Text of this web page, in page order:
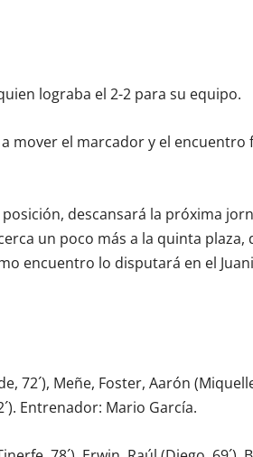
lograba el 2-2 para su equipo.
mover el marcador y el encuentro
descansará la próxima
un poco más a la quinta plaza,
encuentro lo disputará en el
72´), Meñe, Foster, Aarón
Entrenador: Mario García.